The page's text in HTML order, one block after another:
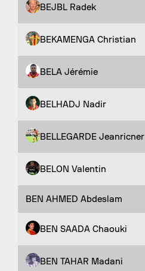
BEJBL Radek
BEKAMENGA Christian
BELA Jérémie
BELHADJ Nadir
BELLEGARDE Jeanricner
BELON Valentin
BEN AHMED Abdeslam
BEN SAADA Chaouki
BEN TAHAR Madani